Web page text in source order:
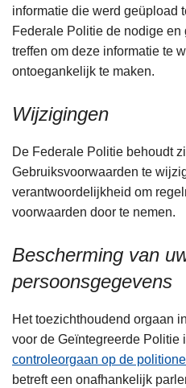
informatie die werd geüpload
Federale Politie de nodige en
treffen om deze informatie te
ontoegankelijk te maken.
Wijzigingen
De Federale Politie behoudt
Gebruiksvoorwaarden te
verantwoordelijkheid om
voorwaarden door te nemen.
Bescherming van
persoonsgegevens
Het toezichthoudend orgaan
voor de Geïntegreerde Politie
controleorgaan op de
betreft een onafhankelijk